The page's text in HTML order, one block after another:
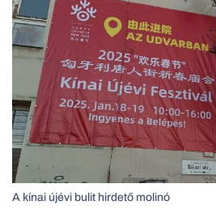
A kínai újévi bulit hirdető molinó